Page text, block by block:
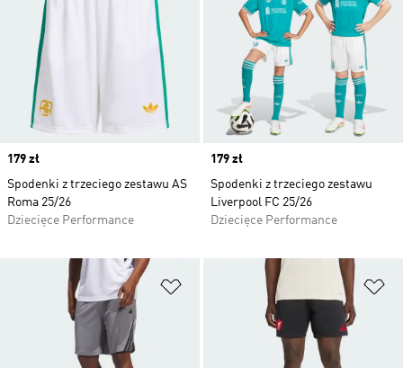
Price
179 zł
Spodenki z trzeciego zestawu AS
Roma 25/26
Dziecięce Performance
Price
179 zł
Spodenki z trzeciego zestawu
Liverpool FC 25/26
Dziecięce Performance
Dodaj do listy życzeń